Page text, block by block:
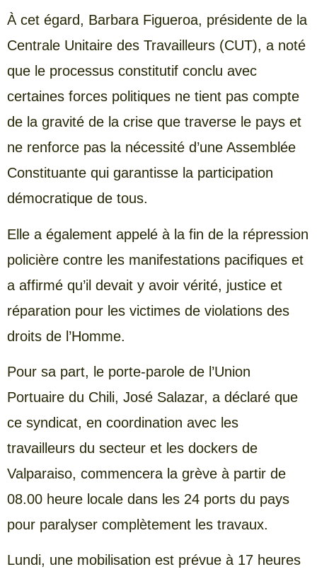
À cet égard, Barbara Figueroa, présidente de la
Centrale Unitaire des Travailleurs (CUT), a noté
que le processus constitutif conclu avec
certaines forces politiques ne tient pas compte
de la gravité de la crise que traverse le pays et
ne renforce pas la nécessité d’une Assemblée
Constituante qui garantisse la participation
démocratique de tous.
Elle a également appelé à la fin de la répression
policière contre les manifestations pacifiques et
a affirmé qu’il devait y avoir vérité, justice et
réparation pour les victimes de violations des
droits de l’Homme.
Pour sa part, le porte-parole de l’Union
Portuaire du Chili, José Salazar, a déclaré que
ce syndicat, en coordination avec les
travailleurs du secteur et les dockers de
Valparaiso, commencera la grève à partir de
08.00 heure locale dans les 24 ports du pays
pour paralyser complètement les travaux.
Lundi, une mobilisation est prévue à 17 heures